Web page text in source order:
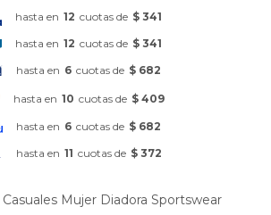
hasta en 12 cuotas de $ 341
hasta en 12 cuotas de $ 341
hasta en 6 cuotas de $ 682
hasta en 10 cuotas de $ 409
hasta en 6 cuotas de $ 682
hasta en 11 cuotas de $ 372
Mujer Diadora Sportswear